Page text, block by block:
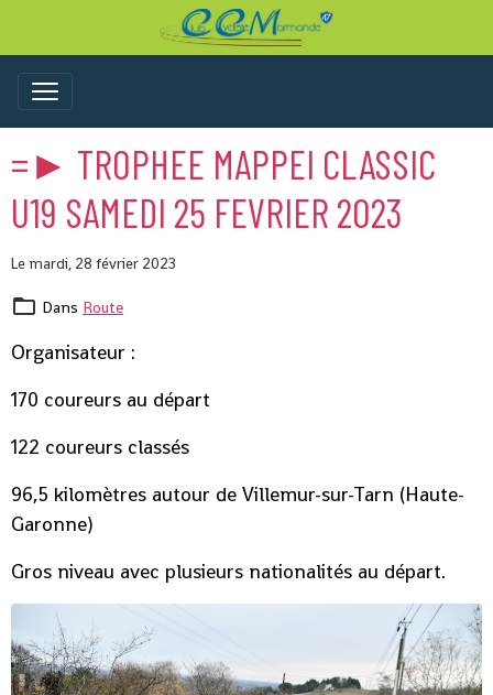
=► TROPHEE MAPPEI CLASSIC
U19 SAMEDI 25 FEVRIER 2023
Le mardi, 28 février 2023
Dans Route
Organisateur :
170 coureurs au départ
122 coureurs classés
96,5 kilomètres autour de Villemur-sur-Tarn (Haute-
Garonne)
Gros niveau avec plusieurs nationalités au départ.